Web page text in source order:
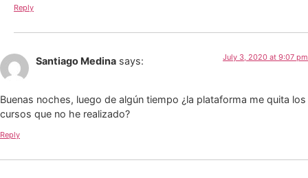
Reply
Santiago Medina says: July 3, 2020 at 9:07 pm
Buenas noches, luego de algún tiempo ¿la plataforma me quita los
cursos que no he realizado?
Reply